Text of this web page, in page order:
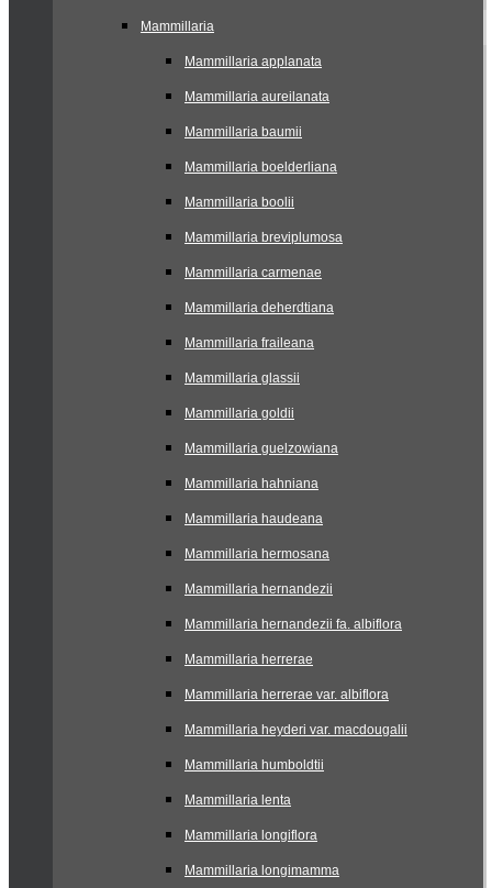
Mammillaria
Mammillaria applanata
Mammillaria aureilanata
Mammillaria baumii
Mammillaria boelderliana
Mammillaria boolii
Mammillaria breviplumosa
Mammillaria carmenae
Mammillaria deherdtiana
Mammillaria fraileana
Mammillaria glassii
Mammillaria goldii
Mammillaria guelzowiana
Mammillaria hahniana
Mammillaria haudeana
Mammillaria hermosana
Mammillaria hernandezii
Mammillaria hernandezii fa. albiflora
Mammillaria herrerae
Mammillaria herrerae var. albiflora
Mammillaria heyderi var. macdougalii
Mammillaria humboldtii
Mammillaria lenta
Mammillaria longiflora
Mammillaria longimamma